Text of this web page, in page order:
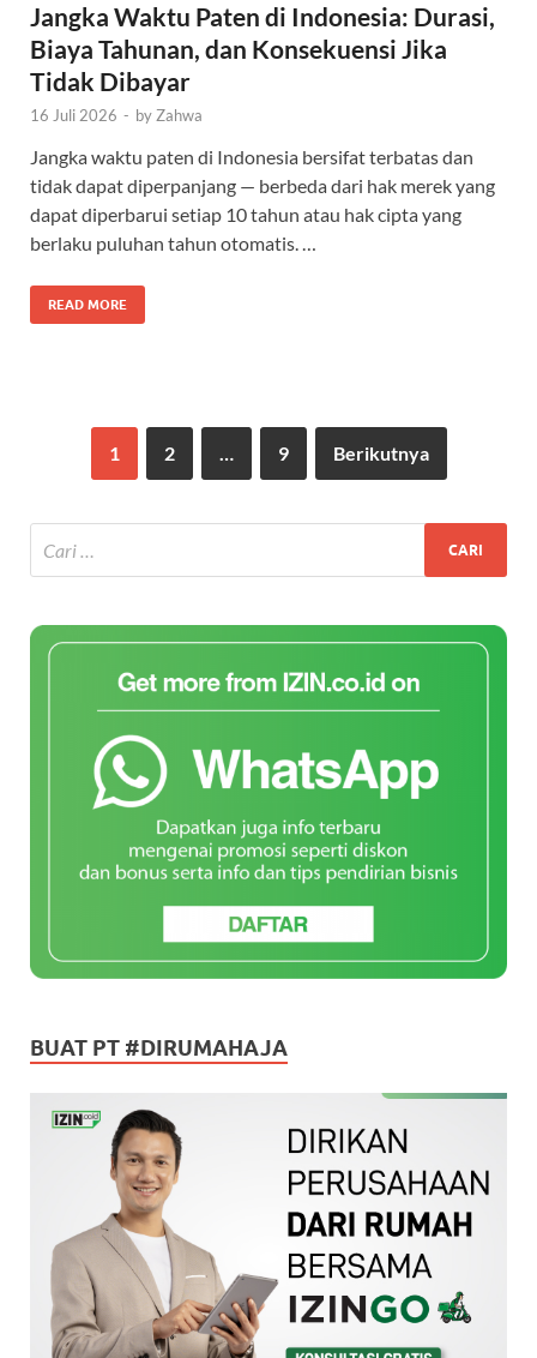
Jangka Waktu Paten di Indonesia: Durasi,
Biaya Tahunan, dan Konsekuensi Jika
Tidak Dibayar
16 Juli 2026 - byZahwa
Jangka waktu paten di Indonesia bersifat terbatas dan
tidak dapat diperpanjang — berbeda dari hak merek yang
dapat diperbarui setiap 10 tahun atau hak cipta yang
berlaku puluhan tahun otomatis. …
READ MORE
1 2 … 9 Berikutnya
BUAT PT #DIRUMAHAJA